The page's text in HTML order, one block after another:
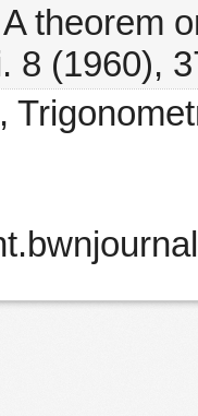
theorem
8 (1960),